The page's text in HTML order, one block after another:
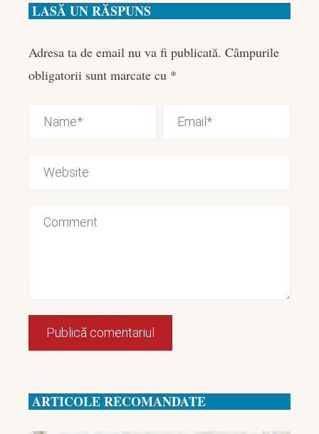
LASĂ UN RĂSPUNS
Adresa ta de email nu va fi publicată. Câmpurile
obligatorii sunt marcate cu *
ARTICOLE RECOMANDATE